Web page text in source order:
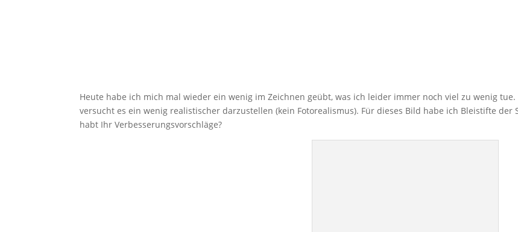
Heute habe ich mich mal wieder ein wenig im Zeichnen geübt, was ich leider immer noch viel zu wenig
versucht es ein wenig realistischer darzustellen (kein Fotorealismus). Für dieses Bild habe ich Bleistifte der
habt Ihr Verbesserungsvorschläge?